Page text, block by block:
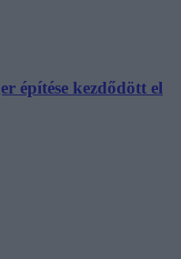
építése kezdődött el